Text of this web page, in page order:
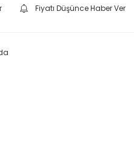
Fiyatı Düşünce Haber Ver